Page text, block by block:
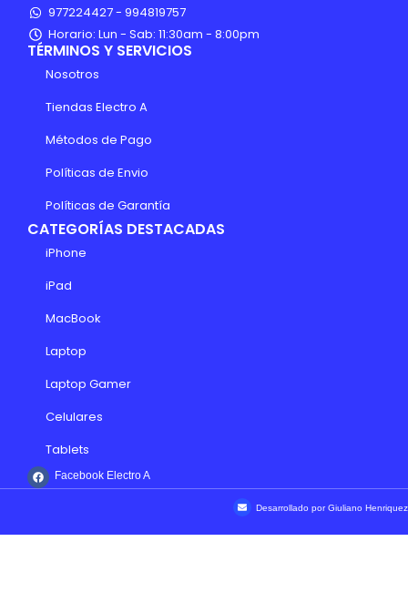
977224427 - 994819757
Horario: Lun - Sab: 11:30am - 8:00pm
TÉRMINOS Y SERVICIOS
Nosotros
Tiendas Electro A
Métodos de Pago
Políticas de Envio
Políticas de Garantía
CATEGORÍAS DESTACADAS
iPhone
iPad
MacBook
Laptop
Laptop Gamer
Celulares
Tablets
Facebook Electro A
Desarrollado por Giuliano Henriquez